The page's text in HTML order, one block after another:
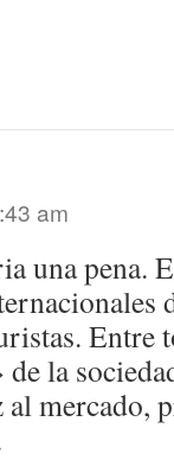
am
una pena.
Entre
la
al mercado,